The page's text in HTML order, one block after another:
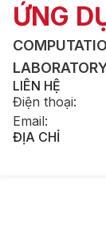
ỨNG
LIÊN HỆ
Điện thoại:
Email:
ĐỊA CHỈ